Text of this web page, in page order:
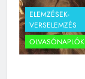
ELEMZÉSEK-
VERSELEMZÉS
OLVASÓNAPLÓK